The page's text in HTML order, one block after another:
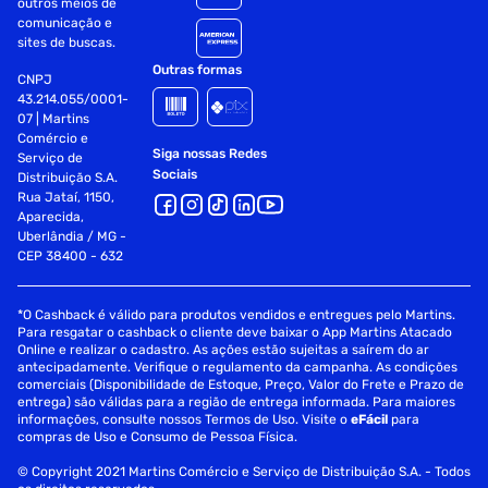
Dimensão: 6 x 11 x 3.7 cm
Peso: 65g
DPI: 1200
DPI Maximo: 1200
Tipo de Sensor: Óptico
Quantidade de Botões: 3
Possui Scroll: Sim
Ergonomico: Sim
Ambidestro: Sim
Vida Útil do Botão: 3 milhões de vezes
outros meios de
comunicação e
sites de buscas.
CNPJ
43.214.055/0001-
07 | Martins
Comércio e
Serviço de
Distribuição S.A.
Rua Jataí, 1150,
Aparecida,
Uberlândia / MG -
CEP 38400 - 632
Outras formas
Siga nossas Redes
Sociais
*O Cashback é válido para produtos vendidos e entregues pelo Martins.
Para resgatar o cashback o cliente deve baixar o App Martins Atacado
Online e realizar o cadastro. As ações estão sujeitas a saírem do ar
antecipadamente. Verifique o regulamento da campanha. As condições
comerciais (Disponibilidade de Estoque, Preço, Valor do Frete e Prazo de
entrega) são válidas para a região de entrega informada. Para maiores
informações, consulte nossos Termos de Uso. Visite oeFácil para
compras de Uso e Consumo de Pessoa Física.
© Copyright 2021 Martins Comércio e Serviço de Distribuição S.A. - Todos